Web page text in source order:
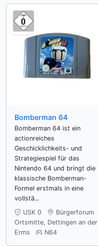
Bomberman 64
Bomberman 64 ist ein
actionreiches
Geschicklichkeits- und
Strategiespiel für das
Nintendo 64 und bringt die
klassische Bomberman-
Formel erstmals in eine
vollstä...
USK 0
Bürgerforum
Ortsmitte, Dettingen an der
Erms
N64